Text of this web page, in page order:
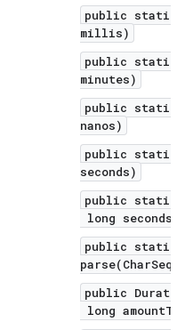
public static
millis)
public static
minutes)
public static
nanos)
public static
seconds)
public static
long seconds,
public static
public
long